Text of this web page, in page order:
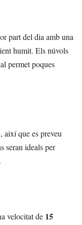
part del dia amb una
humit. Els núvols
permet poques
, així que es preveu
seran ideals per
velocitat de 15